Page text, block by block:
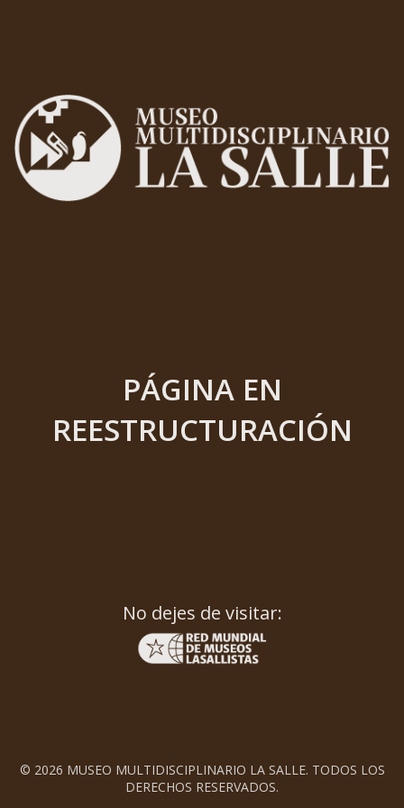
PÁGINA EN
REESTRUCTURACIÓN
No dejes de visitar:
© 2026 MUSEO MULTIDISCIPLINARIO LA SALLE. TODOS LOS
DERECHOS RESERVADOS.